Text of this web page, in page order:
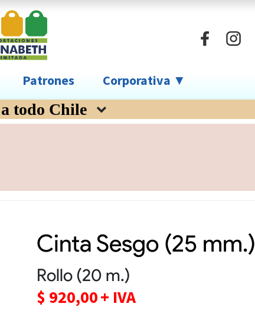
Patrones Corporativa ▼
todo Chile
Cinta Sesgo (25 mm.)
Rollo (20 m.)
$ 920,00+ IVA